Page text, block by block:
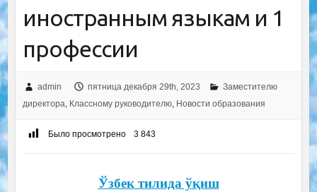
иностранным языкам и 1
профессии
admin пятница декабря 29th, 2023
Заместителю
директора, Классному руководителю, Новости образования
Было просмотрено 3 843
Ўзбек тилида ўқиш